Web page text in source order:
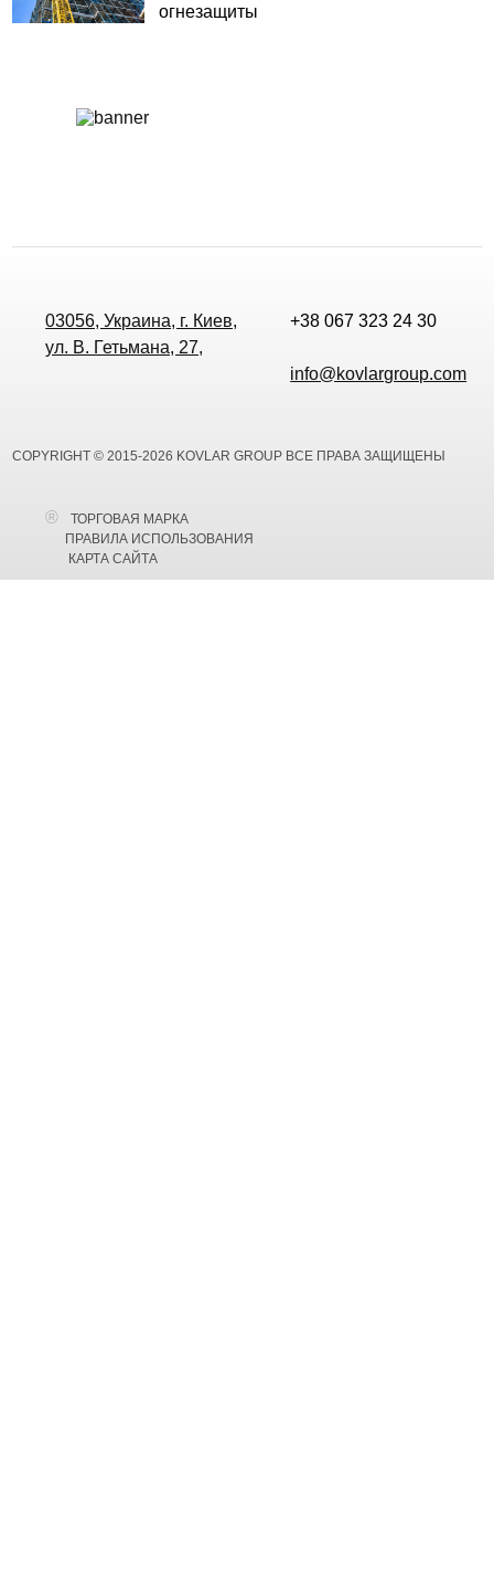
огнезащиты
03056, Украина, г. Киев,
ул. В. Гетьмана, 27,
+38 067 323 24 30
info@kovlargroup.com
COPYRIGHT © 2015-2026 KOVLAR GROUP ВСЕ ПРАВА ЗАЩИЩЕНЫ
ТОРГОВАЯ МАРКА
ПРАВИЛА ИСПОЛЬЗОВАНИЯ
КАРТА САЙТА